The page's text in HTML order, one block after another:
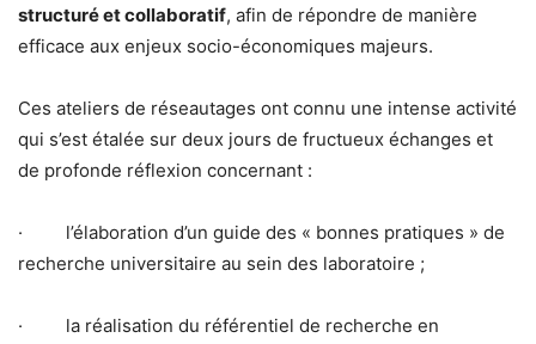
structuré et collaboratif, afin de répondre de manière
efficace aux enjeux socio-économiques majeurs.
Ces ateliers de réseautages ont connu une intense activité
qui s’est étalée sur deux jours de fructueux échanges et
de profonde réflexion concernant :
· l’élaboration d’un guide des « bonnes pratiques » de
recherche universitaire au sein des laboratoire ;
· la réalisation du référentiel de recherche en